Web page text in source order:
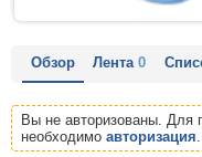
Обзор Лента0
Вы не авторизованы. Для
необходимо авторизация.